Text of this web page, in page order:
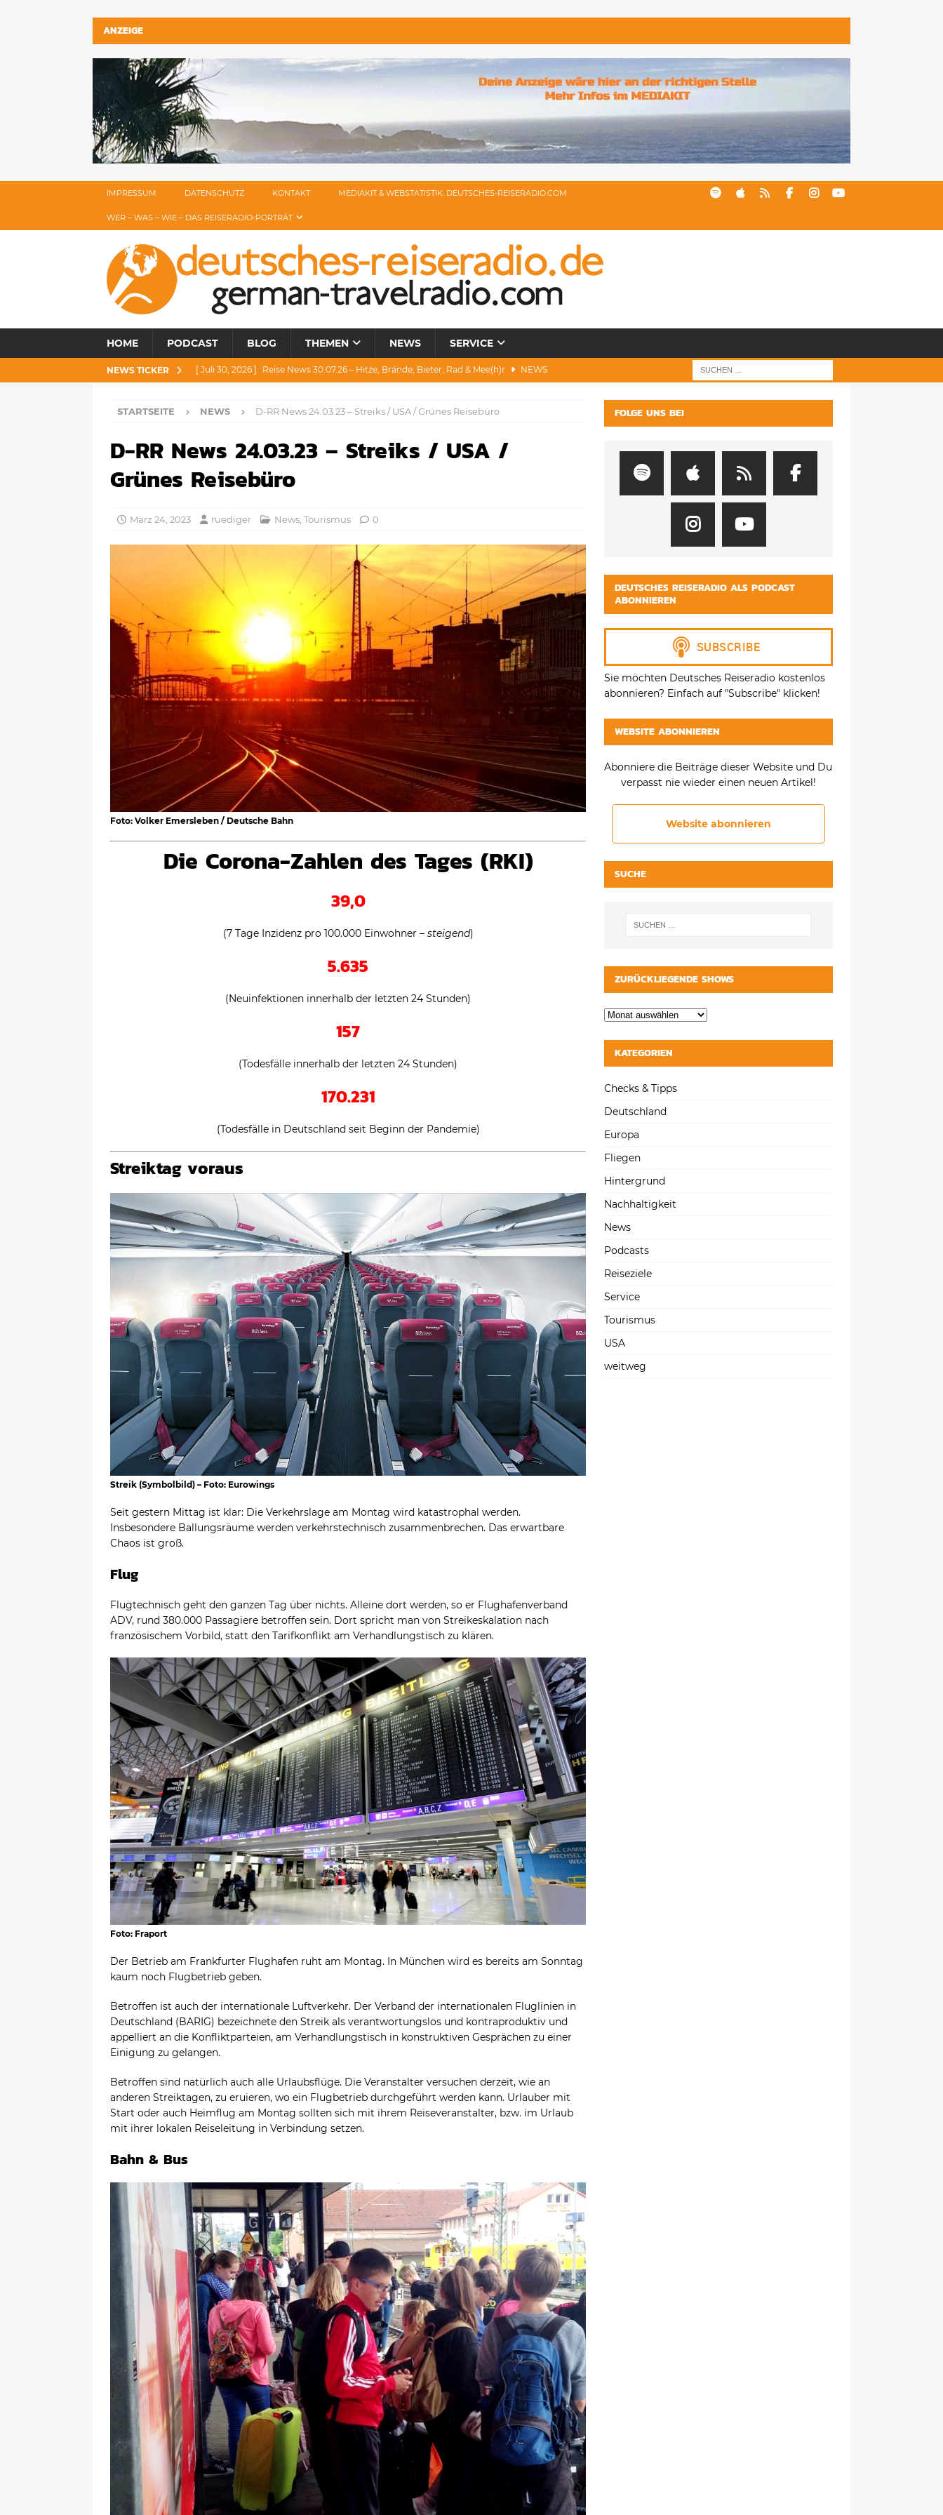
ANZEIGE
IMPRESSUM DATENSCHUTZ KONTAKT MEDIAKIT & WEBSTATISTIK: DEUTSCHES-REISERADIO.COM
WER – WAS – WIE – DAS REISERADIO-PORTRÄT
HOME PODCAST BLOG THEMEN NEWS SERVICE
NEWS TICKER [ Juli 30, 2026 ] Reise News 30.07.26 – Hitze, Brände, Bieter, Rad & Mee(h)r NEWS
[ Juli 23, 2026 ] Reise News 23.07.26 – Condor, Scooter, Brände, Baustellen
[ Juli 21, 2026 ] Reise News 21.07.26 – „Alkfrei“, Waldbrände, DJH & Salzburg
STARTSEITE NEWS D-RR News 24.03.23 – Streiks / USA / Grünes Reisebüro
D-RR News 24.03.23 – Streiks / USA /
Grünes Reisebüro
März 24, 2023 ruediger News Tourismus 0
Foto: Volker Emersleben / Deutsche Bahn
Die Corona-Zahlen des Tages (RKI)
39,0
(7 Tage Inzidenz pro 100.000 Einwohner – steigend)
5.635
(Neuinfektionen innerhalb der letzten 24 Stunden)
157
(Todesfälle innerhalb der letzten 24 Stunden)
170.231
(Todesfälle in Deutschland seit Beginn der Pandemie)
Streiktag voraus
Streik (Symbolbild) – Foto: Eurowings
Seit gestern Mittag ist klar: Die Verkehrslage am Montag wird katastrophal werden.
Insbesondere Ballungsräume werden verkehrstechnisch zusammenbrechen. Das erwartbare
Chaos ist groß.
Flug
Flugtechnisch geht den ganzen Tag über nichts. Alleine dort werden, so er Flughafenverband
ADV, rund 380.000 Passagiere betroffen sein. Dort spricht man von Streikeskalation nach
französischem Vorbild, statt den Tarifkonflikt am Verhandlungstisch zu klären.
Foto: Fraport
Der Betrieb am Frankfurter Flughafen ruht am Montag. In München wird es bereits am Sonntag
kaum noch Flugbetrieb geben.
Betroffen ist auch der internationale Luftverkehr. Der Verband der internationalen Fluglinien in
Deutschland (BARIG) bezeichnete den Streik als verantwortungslos und kontraproduktiv und
appelliert an die Konfliktparteien, am Verhandlungstisch in konstruktiven Gesprächen zu einer
Einigung zu gelangen.
Betroffen sind natürlich auch alle Urlaubsflüge. Die Veranstalter versuchen derzeit, wie an
anderen Streiktagen, zu eruieren, wo ein Flugbetrieb durchgeführt werden kann. Urlauber mit
Start oder auch Heimflug am Montag sollten sich mit ihrem Reiseveranstalter, bzw. im Urlaub
mit ihrer lokalen Reiseleitung in Verbindung setzen.
Bahn & Bus
FOLGE UNS BEI
DEUTSCHES REISERADIO ALS PODCAST
ABONNIEREN
Sie möchten Deutsches Reiseradio kostenlos
abonnieren? Einfach auf "Subscribe" klicken!
WEBSITE ABONNIEREN
Abonniere die Beiträge dieser Website und Du
verpasst nie wieder einen neuen Artikel!
Website abonnieren
SUCHE
ZURÜCKLIEGENDE SHOWS
KATEGORIEN
Checks & Tipps
Deutschland
Europa
Fliegen
Hintergrund
Nachhaltigkeit
News
Podcasts
Reiseziele
Service
Tourismus
USA
weitweg